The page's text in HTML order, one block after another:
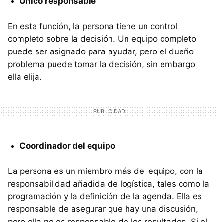
En esta función, la persona tiene un control
completo sobre la decisión. Un equipo completo
puede ser asignado para ayudar, pero el dueño
problema puede tomar la decisión, sin embargo
ella elija.
Coordinador del equipo
La persona es un miembro más del equipo, con la
responsabilidad añadida de logística, tales como la
programación y la definición de la agenda. Ella es
responsable de asegurar que hay una discusión,